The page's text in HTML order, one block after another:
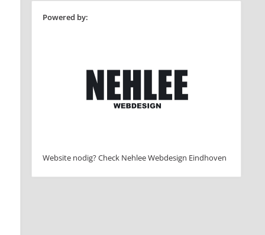
Powered by:
Website nodig? Check Nehlee Webdesign Eindhoven